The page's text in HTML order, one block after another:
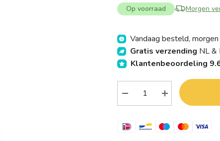
Op voorraad Morgen
Vandaag besteld,
Gratis verzending NL &
Klantenbeoordeling
Verlaag
aantal
Honest
Verhoog
aantal
Honest